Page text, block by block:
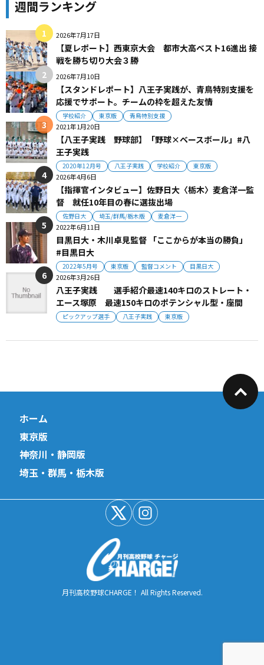
週間ランキング
2026年7月17日
【夏レポート】西東京大会 都市大高ベスト16進出 接
戦を勝ち切り大会３勝
2026年7月10日
【スタンドレポート】八王子実践が、青鳥特別支援を
応援でサポート。チームの枠を超えた友情
学校紹介 東京版 青鳥特別支援
2021年1月20日
【八王子実践 野球部】「野球×ベースボール」#八
王子実践
2020年12月号 八王子実践 学校紹介 東京版
2026年4月6日
【指揮官インタビュー】佐野日大〈栃木〉麦倉洋一監
督 就任10年目の春に選抜出場
佐野日大 埼玉/群馬/栃木版 麦倉洋一
2022年6月11日
目黒日大・木川卓見監督 「ここからが本当の勝負」
#目黒日大
2022年5月号 東京版 監督コメント 目黒日大
2026年3月26日
八王子実践 選手紹介最速140キロのストレート・
エース塚原 最速150キロのポテンシャル型・座間
ピックアップ選手 八王子実践 東京版
ホーム
東京版
神奈川・静岡版
埼玉・群馬・栃木版
月刊高校野球CHARGE！ All Rights Reserved.